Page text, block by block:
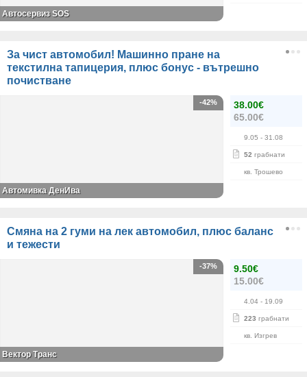
Автосервиз SOS
За чист автомобил! Машинно пране на
текстилна тапицерия, плюс бонус - вътрешно
почистване
38.00€
65.00€
9.05 - 31.08
52 грабнати
кв. Трошево
-42%
Автомивка ДенИва
Смяна на 2 гуми на лек автомобил, плюс баланс
и тежести
9.50€
15.00€
4.04 - 19.09
223 грабнати
кв. Изгрев
-37%
Вектор Транс